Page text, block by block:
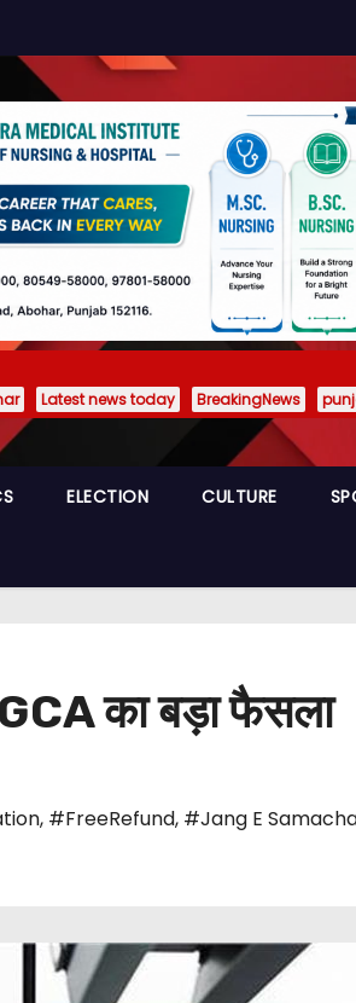
Latest news today BreakingNews
ELECTION CULTURE
का बड़ा फैसला
, #FreeRefund, #Jang E